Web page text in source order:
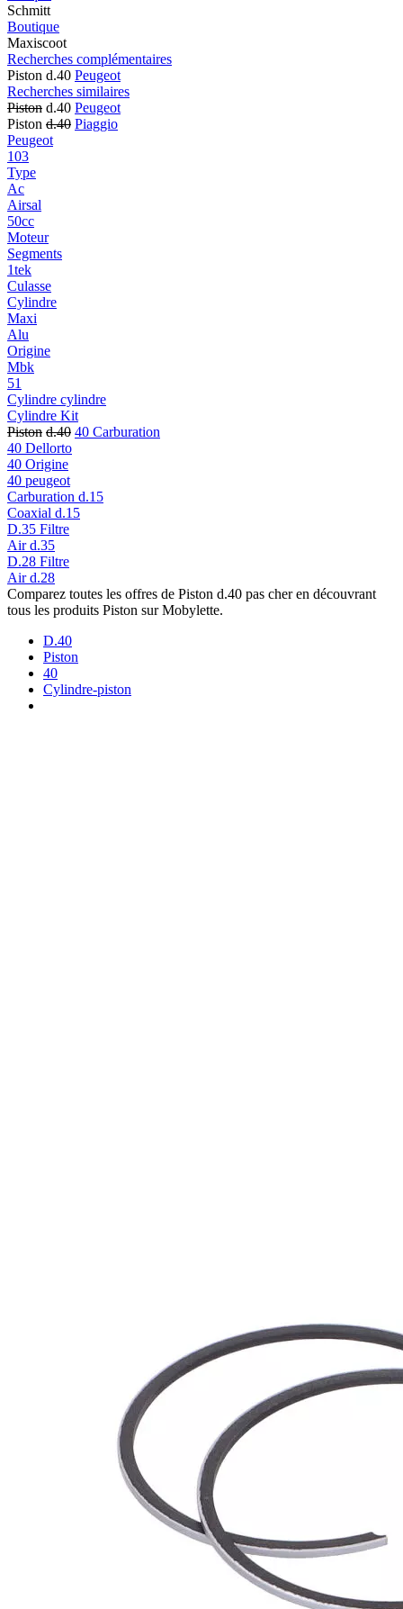
Schmitt
Boutique
Maxiscoot
Recherches complémentaires
Piston d.40 Peugeot
Recherches similaires
Piston d.40 Peugeot
Piston d.40 Piaggio
Peugeot
103
Type
Ac
Airsal
50cc
Moteur
Segments
1tek
Culasse
Cylindre
Maxi
Alu
Origine
Mbk
51
Cylindre cylindre
Cylindre Kit
Piston d.40 40 Carburation
40 Dellorto
40 Origine
40 peugeot
Carburation d.15
Coaxial d.15
D.35 Filtre
Air d.35
D.28 Filtre
Air d.28
Comparez toutes les offres de Piston d.40 pas cher en découvrant
tous les produits Piston sur Mobylette.
D.40
Piston
40
Cylindre-piston